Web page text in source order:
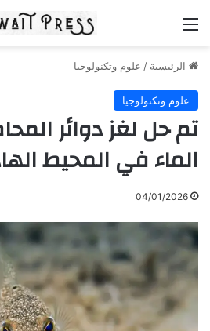
الرئيسية / علوم وتكنولوجيا
علوم وتكنولوجيا
تم حل لغز دوائر
الماء في المحيط
04/01/2026